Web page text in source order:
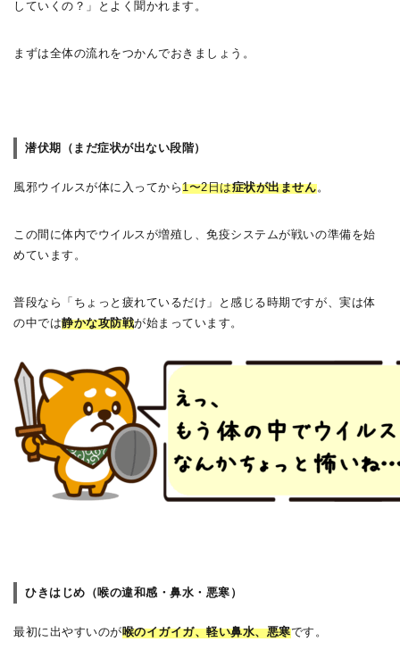
していくの？」とよく聞かれます。
まずは全体の流れをつかんでおきましょう。
潜伏期（まだ症状が出ない段階）
風邪ウイルスが体に入ってから1〜2日は症状が出ません。
この間に体内でウイルスが増殖し、免疫システムが戦いの準備を始
めています。
普段なら「ちょっと疲れているだけ」と感じる時期ですが、実は体
の中では静かな攻防戦が始まっています。
ひきはじめ（喉の違和感・鼻水・悪寒）
最初に出やすいのが喉のイガイガ、軽い鼻水、悪寒です。